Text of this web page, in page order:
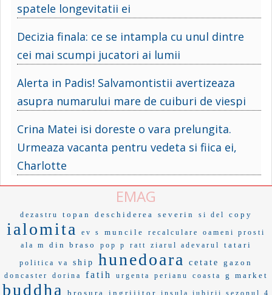
spatele longevitatii ei
Decizia finala: ce se intampla cu unul dintre
cei mai scumpi jucatori ai lumii
Alerta in Padis! Salvamontistii avertizeaza
asupra numarului mare de cuiburi de viespi
Crina Matei isi doreste o vara prelungita.
Urmeaza vacanta pentru vedeta si fiica ei,
Charlotte
EMAG
dezastru topan deschiderea severin si del copy
ialomita ev s muncile recalculare
oameni prosti
ala m
din braso pop p ratt ziarul adevarul tatari
politica va ship hunedoara cetate gazon
doncaster dorina fatih urgenta perianu coasta g market
buddha brosura ingrijitor insula iubirii sezonul 4